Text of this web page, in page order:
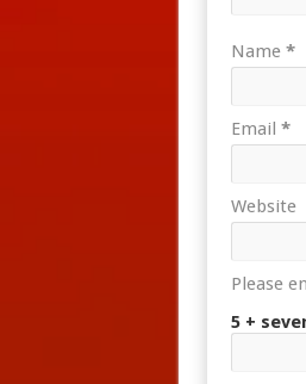
Name *
Email *
Website
Please
5 +